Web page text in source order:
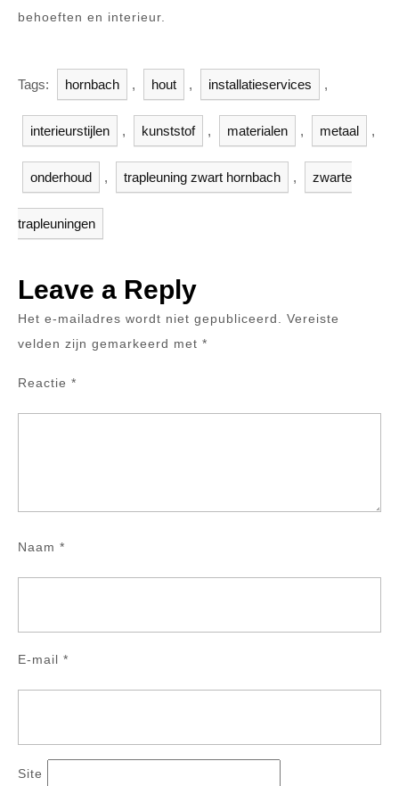
behoeften en interieur.
Tags: hornbach , hout , installatieservices ,
interieurstijlen , kunststof , materialen , metaal ,
onderhoud , trapleuning zwart hornbach , zwarte
trapleuningen
Leave a Reply
Het e-mailadres wordt niet gepubliceerd.
Vereiste
velden zijn gemarkeerd met *
Reactie *
Naam *
E-mail *
Site